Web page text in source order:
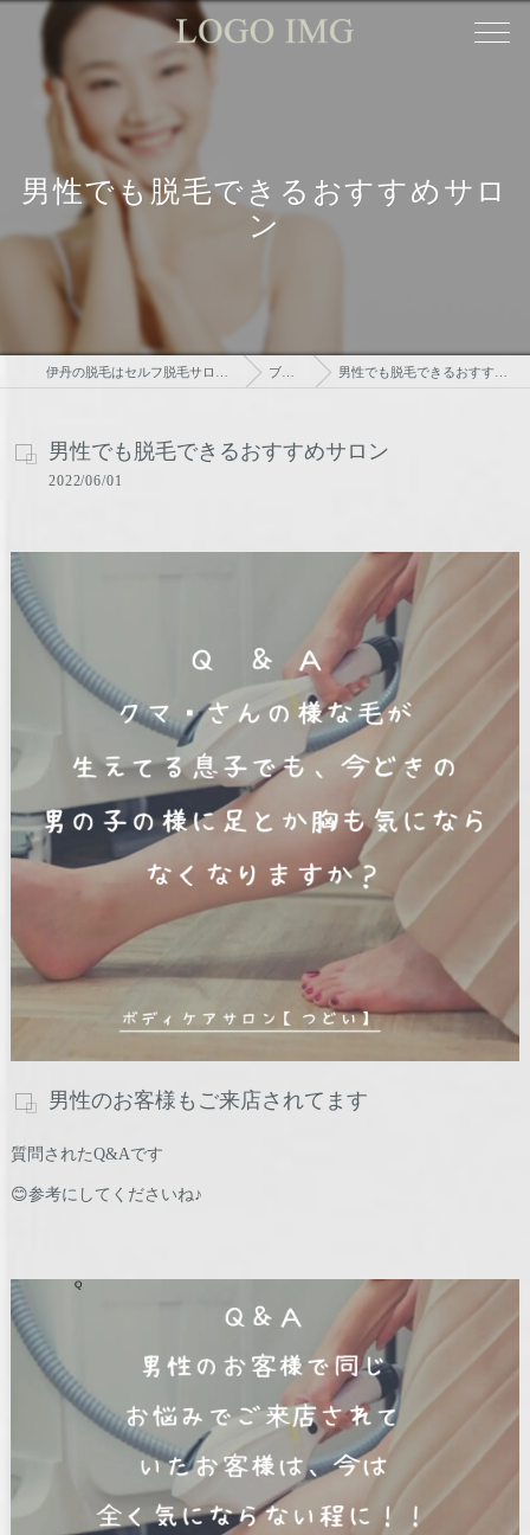
男性でも脱毛できるおすすめサロ
ン
ブログ 男性でも脱毛できるおすすめサロン
男性でも脱毛できるおすすめサロン
2022/06/01
男性のお客様もご来店されてます
質問されたQ&Aです
😊参考にしてくださいね♪